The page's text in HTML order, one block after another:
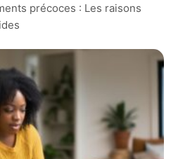
précoces : Les raisons